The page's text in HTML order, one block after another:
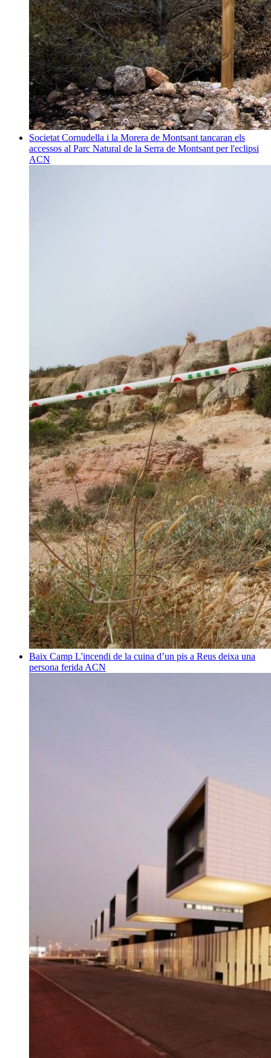
Societat Cornudella i la Morera de Montsant tancaran els
accessos al Parc Natural de la Serra de Montsant per l'eclipsi
ACN
Baix Camp L'incendi de la cuina d’un pis a Reus deixa una
persona ferida ACN